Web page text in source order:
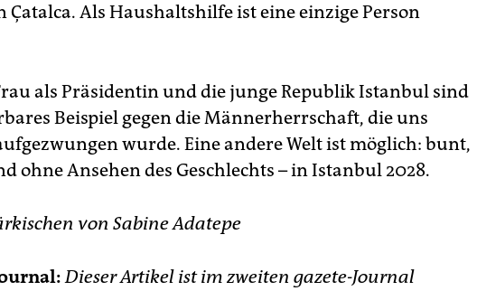
Çatalca. Als Haushaltshilfe ist eine einzige Person
als Präsidentin und die junge Republik Istanbul sind
Beispiel gegen die Männerherrschaft, die uns
wurde. Eine andere Welt ist möglich: bunt,
ohne Ansehen des Geschlechts – in Istanbul 2028.
von Sabine Adatepe
Dieser Artikel ist im zweiten gazete-Journal